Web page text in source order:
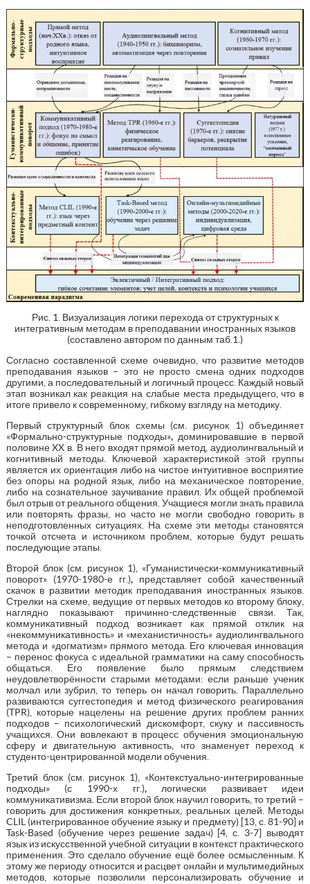
Рис. 1. Визуализация логики перехода от структурных к
интегративным методам в преподавании иностранных языков
(составлено автором по данным таб.1.)
Согласно составленной схеме очевидно, что развитие методов
преподавания языков – это не просто смена одних подходов
другими, а последовательный и логичный процесс. Каждый новый
этап возникал как реакция на слабые места предыдущего, что в
итоге привело к современному, гибкому взгляду на методику.
Первый структурный блок схемы (см. рисунок 1) объединяет
«Формально-структурные подходы»,доминировавшие в первой
половине XX в. В него входят прямой метод, аудиолингвальный и
когнитивный методы. Ключевой характеристикой этой группы
является их ориентация либо на чистое интуитивное восприятие
без опоры на родной язык, либо на механическое повторение,
либо на сознательное заучивание правил. Их общей проблемой
был отрыв от реального общения. Учащиеся могли знать правила
или повторять фразы, но часто не могли свободно говорить в
неподготовленных ситуациях. На схеме эти методы становятся
точкой отсчета и источником проблем, которые будут решать
последующие этапы.
Второй блок (см. рисунок 1), «Гуманистически-коммуникативный
поворот» (1970-1980-е гг.),представляет собой качественный
скачок в развитии методик преподавания иностранных языков.
Стрелки на схеме, ведущие от первых методов ко второму блоку,
наглядно показывают причинно-следственные связи. Так,
коммуникативный подход возникает как прямой отклик на
«некоммуникативность» и «механистичность» аудиолингвального
метода и «догматизм» прямого метода. Его ключевая инновация
– перенос фокуса с идеальной грамматики на саму способность
общаться. Его появление было прямым следствием
неудовлетворённости старыми методами: если раньше ученик
молчал или зубрил, то теперь он начал говорить. Параллельно
развиваются суггестопедия и метод физического реагирования
(TPR), которые нацелены на решение других проблем ранних
подходов – психологический дискомфорт, скуку и пассивность
учащихся. Они вовлекают в процесс обучения эмоциональную
сферу и двигательную активность, что знаменует переход к
студенто-центрированной модели обучения.
Третий блок (см. рисунок 1), «Контекстуально-интегрированные
подходы» (с 1990-х гг.),логически развивает идеи
коммуникативизма. Если второй блок научил говорить, то третий –
говорить для достижения конкретных, реальных целей. Методы
CLIL (интегрированное обучение языку и предмету) [13, с. 81-90] и
Task-Based (обучение через решение задач) [4, с. 3-7] выводят
язык из искусственной учебной ситуации в контекст практического
применения. Это сделало обучение ещё более осмысленным. К
этому же периоду относится и расцвет онлайн и мультимедийных
методов, которые позволили персонализировать обучение и